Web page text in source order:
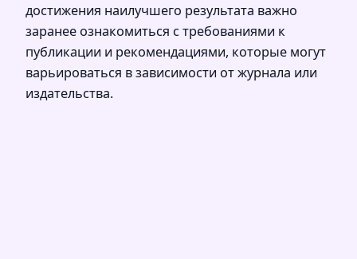
достижения наилучшего результата важно
заранее ознакомиться с требованиями к
публикации и рекомендациями, которые могут
варьироваться в зависимости от журнала или
издательства.